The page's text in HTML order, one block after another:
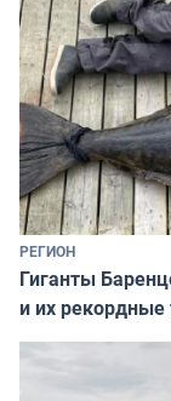
РЕГИОН
Гиганты
и их рекордные